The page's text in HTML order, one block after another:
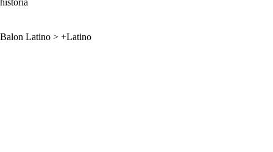
Balon Latino > +Latino